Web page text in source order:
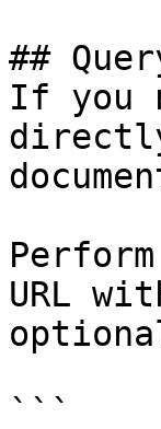
##
If you
URL
```